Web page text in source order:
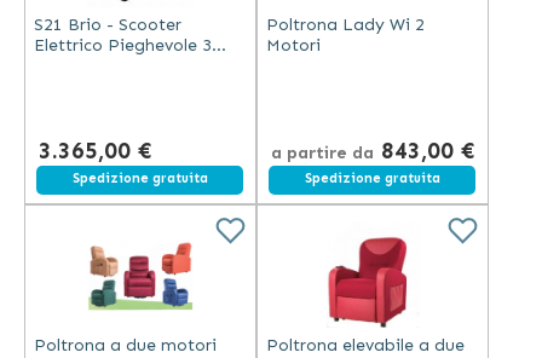
S21 Brio - Scooter
Elettrico Pieghevole 3
3.365,00 €
Spedizione gratuita
Poltrona Lady Wi 2
Motori
a partire da 843,00 €
Spedizione gratuita
Poltrona a due motori
Poltrona elevabile a due